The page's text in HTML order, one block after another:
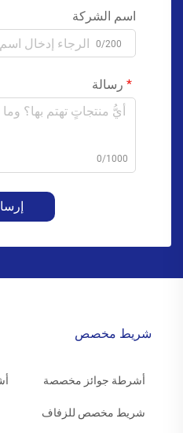
اسم الشركة
0/200
رسالة
0/1000
شريط مخصص
أشرطة جوائز مخصصة
شريط مخصص للزفاف